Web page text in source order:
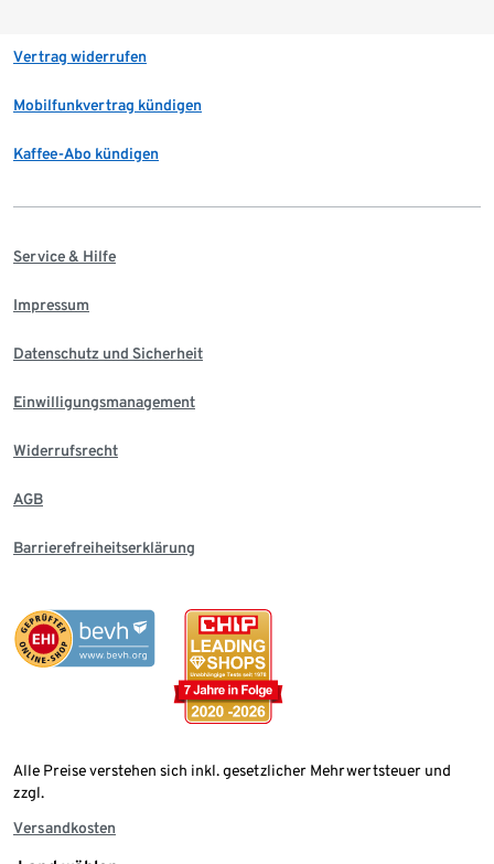
Vertrag widerrufen
Mobilfunkvertrag kündigen
Kaffee-Abo kündigen
Service & Hilfe
Impressum
Datenschutz und Sicherheit
Einwilligungsmanagement
Widerrufsrecht
AGB
Barrierefreiheitserklärung
Alle Preise verstehen sich inkl. gesetzlicher Mehrwertsteuer und
zzgl.
Versandkosten